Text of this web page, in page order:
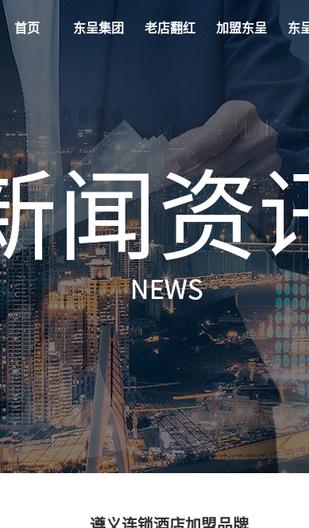
首页 东呈集团 老店翻红 加盟东呈 东